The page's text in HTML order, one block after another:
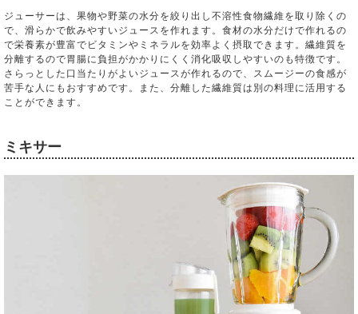
ジューサーは、果物や野菜の水分を絞り出し不溶性食物繊維を取り除くの
で、滑らかで飲みやすいジュースを作れます。食材の水分だけで作れるの
で栄養素が豊富でビタミンやミネラルを効率よく摂取できます。繊維質を
分離するので胃腸に負担がかかりにくく消化吸収しやすいのも特徴です。
さらっとした口当たりがよいジュースが作れるので、スムージーの食感が
苦手な人にもおすすめです。また、分離した繊維質は別の料理に活用する
ことができます。
ミキサー